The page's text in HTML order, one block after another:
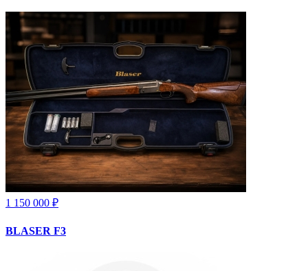
1 150 000 ₽
BLASER F3